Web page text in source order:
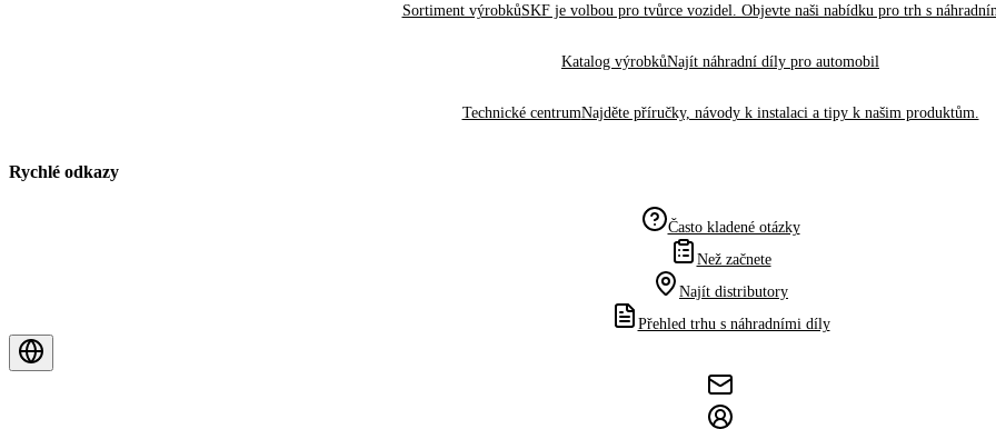
Sortiment výrobkůSKF je volbou pro tvůrce vozidel. Objevte naši nabídku pro trh s
Katalog výrobkůNajít náhradní díly pro automobil
Technické centrumNajděte příručky, návody k instalaci a tipy k našim produktům.
Rychlé odkazy
Často kladené otázky
Než začnete
Najít distributory
Přehled trhu s náhradními díly